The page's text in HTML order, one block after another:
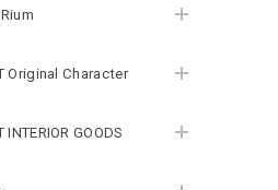
Original Character
INTERIOR GOODS